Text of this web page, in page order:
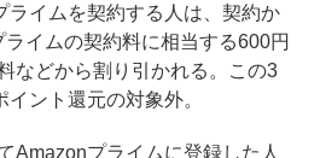
ライムを契約する人は、契約か
イムの契約料に相当する600円
などから割り引かれる。この3
ント還元の対象外。
Amazonプライムに登録した人